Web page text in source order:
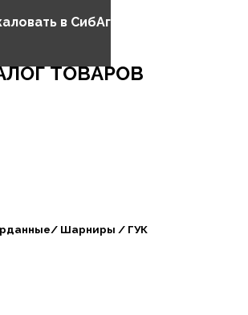
в СибАгроБизнес
ТОВАРОВ
Шарниры / ГУК